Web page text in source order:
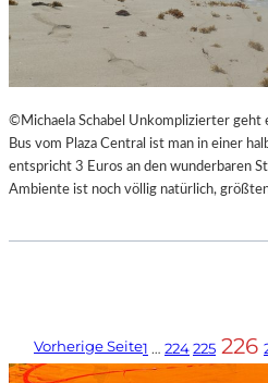
©Michaela Schabel Unkomplizierter geht
Bus vom Plaza Central ist man in einer
entspricht 3 Euros an den wunderbaren
Ambiente ist noch völlig natürlich,
Vorherige Seite1 … 224225 226